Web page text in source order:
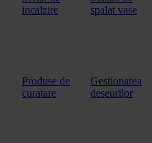
incalzire
spalat vase
Produse de
curatare
Gestionarea
deseurilor